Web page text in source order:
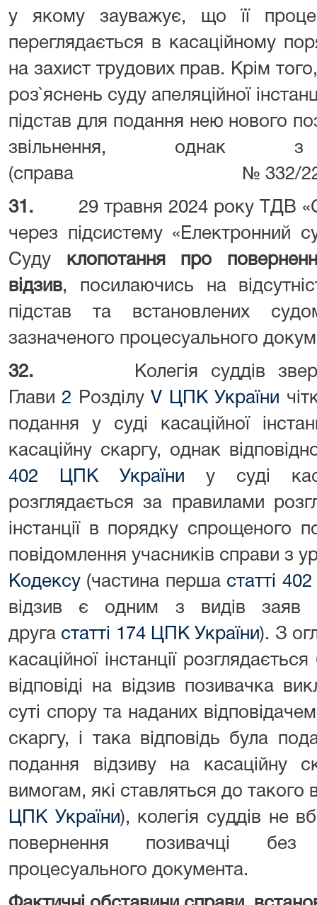
у якому зауважує, що її
переглядається в касаційному
на захист трудових прав. Крім
роз`яснень суду апеляційної
підстав для подання нею нового
звільнення, однак
(справа № 332/
31. 29 травня 2024 року ТДВ
через підсистему «Електронний
Суду клопотання про
відзив, посилаючись на
підстав та встановлених
зазначеного процесуального
32.
Колегія суддів
Глави2 Розділу V ЦПК України
подання у суді касаційної
касаційну скаргу, однак
402 ЦПК України
у суді
розглядається за правилами
інстанції в порядку спрощеного
повідомлення учасників справи з
Кодексу (частина перша статті
відзив є одним з видів заяв
друга статті 174 ЦПК України). З
касаційної інстанції
відповіді на відзив позивачка
суті спору та наданих
скаргу, і така відповідь була
подання відзиву на касаційну
вимогам, які ставляться до
ЦПК України), колегія суддів не
повернення позивачці без
процесуального документа.